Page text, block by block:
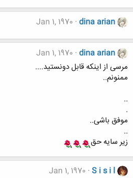
dina arian
Jan 1, 1970
dina arian
Jan 1, 1970
مرسی از اینکه قابل دونستید....
ممنونم..
..
.
موفق باشی..
..
زیر سایه حق
S i s i l
Jan 1, 1970